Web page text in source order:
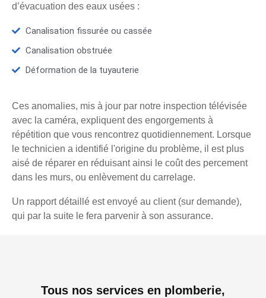
d’évacuation des eaux usées :
Canalisation fissurée ou cassée
Canalisation obstruée
Déformation de la tuyauterie
Ces anomalies, mis à jour par notre inspection télévisée
avec la caméra, expliquent des engorgements à
répétition que vous rencontrez quotidiennement. Lorsque
le technicien a identifié l'origine du problème, il est plus
aisé de réparer en réduisant ainsi le coût des percement
dans les murs, ou enlèvement du carrelage.
Un rapport détaillé est envoyé au client (sur demande),
qui par la suite le fera parvenir à son assurance.
Tous nos services en plomberie,